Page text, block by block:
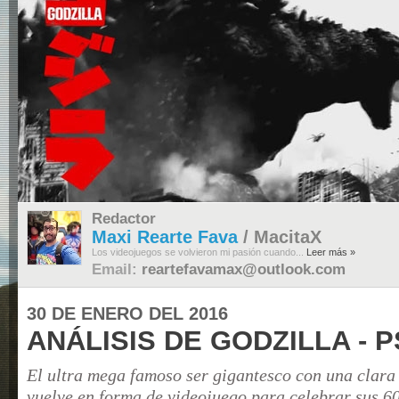
GODZILLA - PS3
La... ¿historia?
Más duro que el
maestruli
Conclusiones
Volver arriba
Redactor
Maxi Rearte Fava/ MacitaX
Los videojuegos se volvieron mi pasión cuando... Leer más »
Email: reartefavamax@outlook.com
30 DE ENERO DEL 2016
ANÁLISIS DE GODZILLA -
El ultra mega famoso ser gigantesco con una